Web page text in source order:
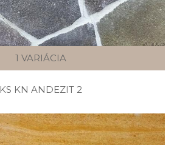
1 VARIÁCIA
KS KN ANDEZIT 2